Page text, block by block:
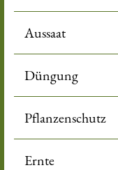
Aussaat
Düngung
Pflanzenschutz
Ernte